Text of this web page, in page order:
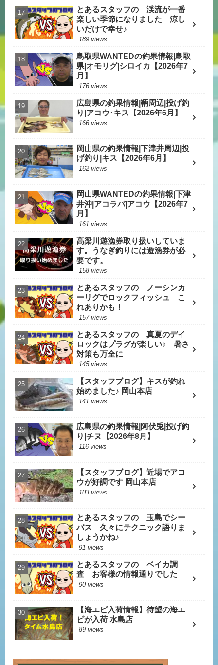
とあるスタッフの 渓流が一番
楽しい季節になりました 涼し
いだけで幸せ♪
189 views
鳥取県WANTEDの釣果情報|鳥取
県|オモリグ|シロイカ【2026年7
月】
176 views
広島県の釣果情報|鞆周辺|投げ釣
り|アコウ･キス【2026年6月】
166 views
岡山県の釣果情報|下津井周辺|投
げ釣り|キス【2026年6月】
162 views
岡山県WANTEDの釣果情報|下津
井沖|アコラバ|アコウ【2026年7
月】
161 views
高梁川遊漁券取り扱いしていま
す。うなぎ釣りには遊漁券が必
要です。
158 views
とあるスタッフの ノーシンカ
ーリグでロックフィッシュ こ
れありかも！
157 views
とあるスタッフの 真夏のデイ
ロックはプラグが楽しい♪ 暑さ
対策も万全に
145 views
【スタッフブログ】キスが釣れ
始めました♪ 岡山本店
141 views
広島県の釣果情報|阿伏兎|投げ釣
り|チヌ【2026年8月】
116 views
【スタッフブログ】近場でアコ
ウが好調です 岡山本店
103 views
とあるスタッフの 玉島でシー
バス 久々にテクニック語りま
しょうかね♪
91 views
とあるスタッフの ベイカ調
査 お客様の情報通りでした
90 views
【海エビ入荷情報】待望の海エ
ビが入荷 水島店
89 views